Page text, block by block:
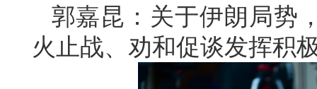
郭嘉昆：关于伊朗局势
火止战、劝和促谈发挥积